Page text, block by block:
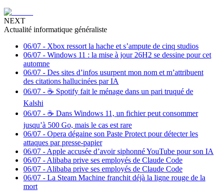
NEXT
Actualité informatique généraliste
06/07 - Xbox ressort la hache et s’ampute de cinq studios
06/07 - Windows 11 : la mise à jour 26H2 se dessine pour cet
automne
06/07 - Des sites d’infos usurpent mon nom et m’attribuent
des citations hallucinées par IA
06/07 - ☕️ Spotify fait le ménage dans un pari truqué de
Kalshi
06/07 - ☕️ Dans Windows 11, un fichier peut consommer
jusqu’à 500 Go, mais le cas est rare
06/07 - Opera dégaine son Paste Protect pour détecter les
attaques par presse-papier
06/07 - Apple accusée d’avoir siphonné YouTube pour son IA
06/07 - Alibaba prive ses employés de Claude Code
06/07 - Alibaba prive ses employés de Claude Code
06/07 - La Steam Machine franchit déjà la ligne rouge de la
mort